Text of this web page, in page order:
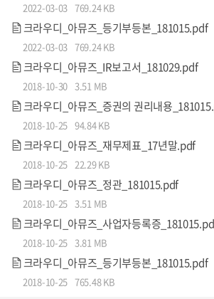
2022-03-03 769.24 KB
크라우디_아뮤즈_등기부등본_181015.pdf
2022-03-03 769.24 KB
크라우디_아뮤즈_IR보고서_181029.pdf
2018-10-30 3.51 MB
크라우디_아뮤즈_증권의 권리내용
2018-10-25 94.84 KB
크라우디_아뮤즈_재무제표_17년말.pdf
2018-10-25 22.29 KB
크라우디_아뮤즈_정관_181015.pdf
2018-10-25 3.51 MB
크라우디_아뮤즈_사업자등록증
2018-10-25 3.81 MB
크라우디_아뮤즈_등기부등본_181015.pdf
2018-10-25 765.48 KB